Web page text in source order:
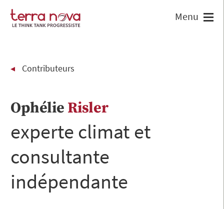
Contributeurs
Ophélie Risler
experte climat et
consultante
indépendante